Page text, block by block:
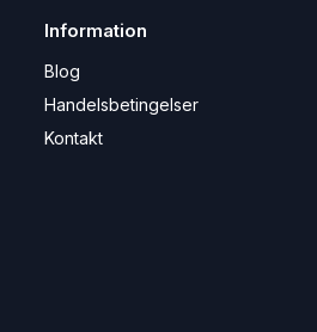
Information
Blog
Handelsbetingelser
Kontakt